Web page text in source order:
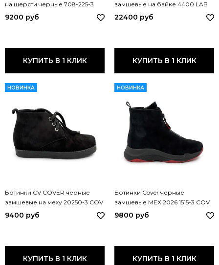
на шерсти черные 708-225-3
COV
9200 руб
КУПИТЬ В 1 КЛИК
замшевые на байке 4400 LAB
CAMOSCIO
22400 руб
КУПИТЬ В 1 КЛИК
НОВИНКА
Ботинки CV COVER черные
замшевые на меху 20250-3 COV
NERO
9400 руб
КУПИТЬ В 1 КЛИК
НОВИНКА
Ботинки Cover черные
замшевые МЕХ 2026 1515-3 COV
2026
9800 руб
КУПИТЬ В 1 КЛИК